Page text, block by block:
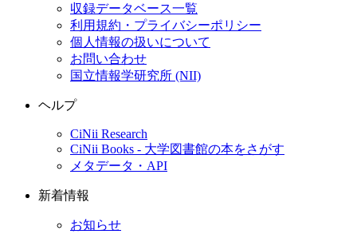
収録データベース一覧
利用規約・プライバシーポリシー
個人情報の扱いについて
お問い合わせ
国立情報学研究所 (NII)
ヘルプ
CiNii Research
CiNii Books - 大学図書館の本をさがす
メタデータ・API
新着情報
お知らせ